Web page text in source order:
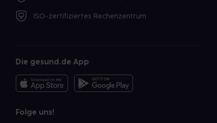
ISO-zertifiziertes Rechenzentrum
Die gesund.de App
Folge uns!